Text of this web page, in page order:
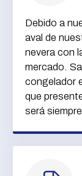
Debido a
aval de
nevera con
mercado.
congelador
que
será